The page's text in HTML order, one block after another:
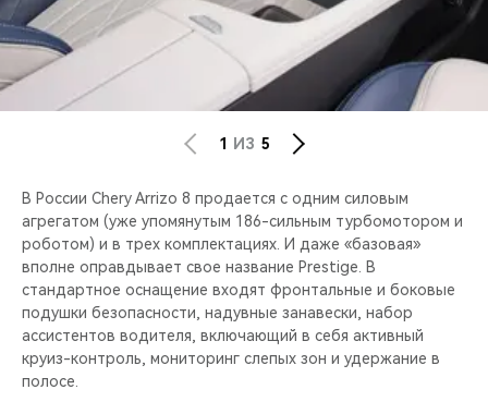
1 ИЗ 5
В России Chery Arrizo 8 продается с одним силовым
агрегатом (уже упомянутым 186-сильным турбомотором и
роботом) и в трех комплектациях. И даже «базовая»
вполне оправдывает свое название Prestige. В
стандартное оснащение входят фронтальные и боковые
подушки безопасности, надувные занавески, набор
ассистентов водителя, включающий в себя активный
круиз-контроль, мониторинг слепых зон и удержание в
полосе.